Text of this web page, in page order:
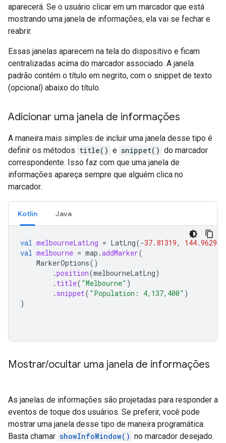
aparecerá. Se o usuário clicar em um marcador que está
mostrando uma janela de informações, ela vai se fechar e
reabrir.
Essas janelas aparecem na tela do dispositivo e ficam
centralizadas acima do marcador associado. A janela
padrão contém o título em negrito, com o snippet de texto
(opcional) abaixo do título.
Adicionar uma janela de informações
A maneira mais simples de incluir uma janela desse tipo é
definir os métodos title() e snippet() do marcador
correspondente. Isso faz com que uma janela de
informações apareça sempre que alguém clica no
marcador.
Kotlin Java
val melbourneLatLng = LatLng(-37.81319, 144.96298
val melbourne = map .addMarker(
MarkerOptions()
.position(melbourneLatLng)
. title( "Melbourne" )
. snippet( "Population: 4,137,400" )
)
Mostrar/ocultar uma janela de informações
As janelas de informações são projetadas para responder a
eventos de toque dos usuários. Se preferir, você pode
mostrar uma janela desse tipo de maneira programática.
Basta chamar showInfoWindow() no marcador desejado.